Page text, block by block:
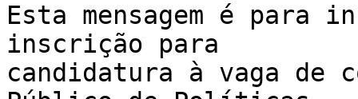
Esta mensagem é para
inscrição para
candidatura à vaga de